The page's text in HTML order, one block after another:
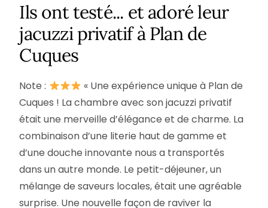
Ils ont testé... et adoré leur
jacuzzi privatif à Plan de
Cuques
Note :
« Une expérience unique à Plan de
Cuques ! La chambre avec son jacuzzi privatif
était une merveille d’élégance et de charme. La
combinaison d’une literie haut de gamme et
d’une douche innovante nous a transportés
dans un autre monde. Le petit-déjeuner, un
mélange de saveurs locales, était une agréable
surprise. Une nouvelle façon de raviver la